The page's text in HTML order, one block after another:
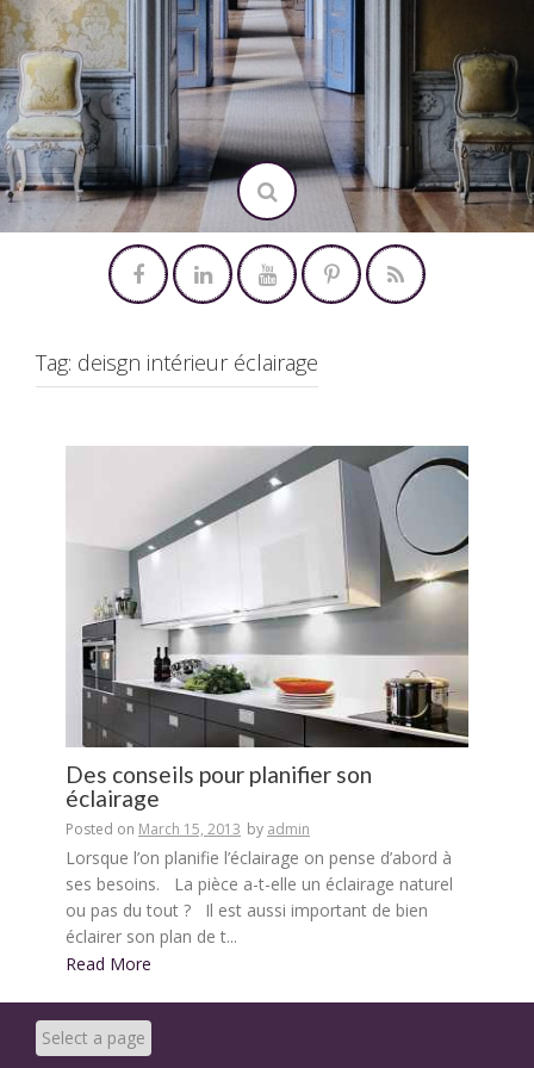
Tag: deisgn intérieur éclairage
Des conseils pour planifier son
éclairage
Posted on March 15, 2013 by admin
Lorsque l’on planifie l’éclairage on pense d’abord à
ses besoins. La pièce a-t-elle un éclairage naturel
ou pas du tout ? Il est aussi important de bien
éclairer son plan de t...
Read More